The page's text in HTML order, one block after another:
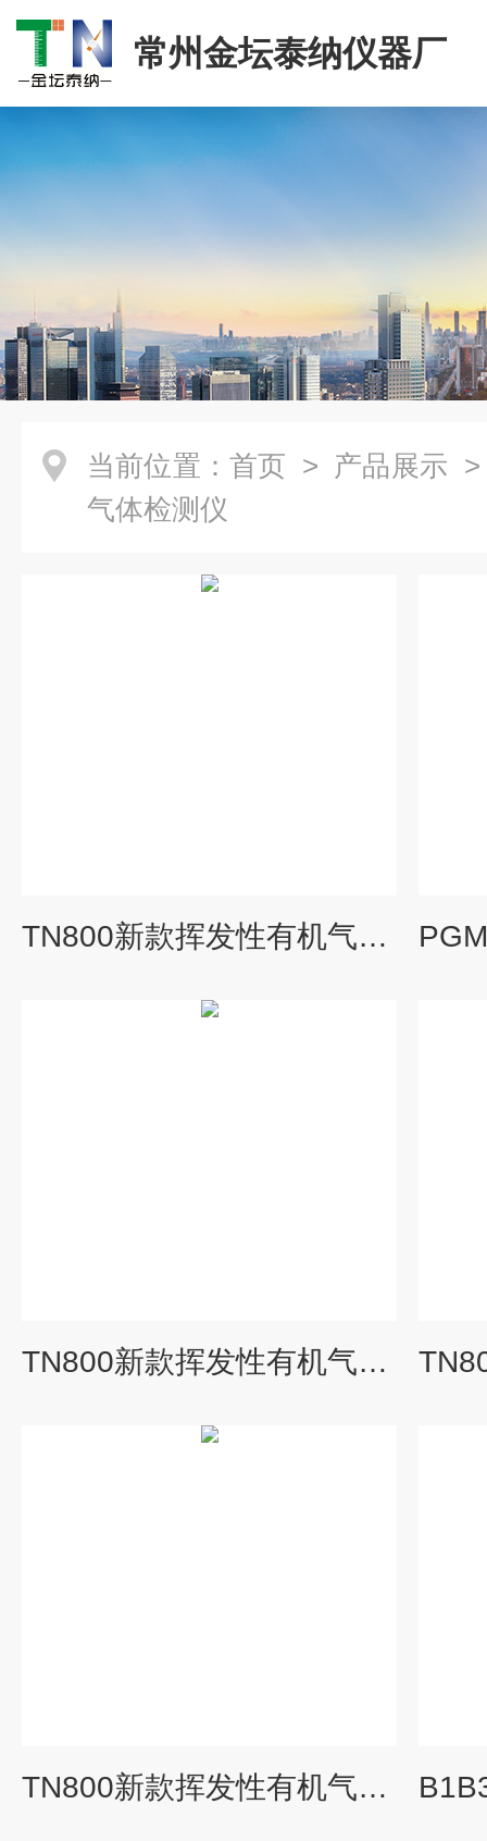
常州金坛泰纳仪器厂
当前位置： 首页 > 产品展示
气体检测仪
TN800新款挥发性有机气体检测仪
TN800新款挥发性有机气体检测仪厂房
TN800新款挥发性有机气体检测仪应用